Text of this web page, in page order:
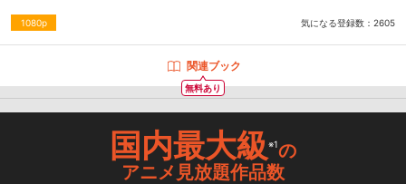
1080p 気になる登録数： 2605
無料あり
関連ブック
国内最大級※1の
アニメ見放題作品数